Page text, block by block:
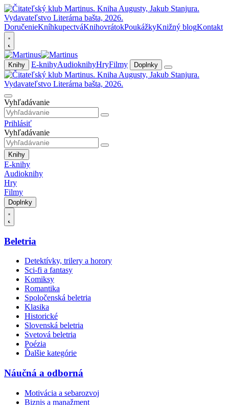
DoručenieKníhkupectváKnihovrátokPoukážkyKnižný blogKontakt
Knihy E-knihyAudioknihyHryFilmy Doplnky
Vyhľadávanie
Prihlásiť
Vyhľadávanie
Knihy
E-knihy
Audioknihy
Hry
Filmy
Doplnky
Beletria
Detektívky, trilery a horory
Sci-fi a fantasy
Komiksy
Romantika
Spoločenská beletria
Klasika
Historické
Slovenská beletria
Svetová beletria
Poézia
Ďalšie kategórie
Náučná a odborná
Motivácia a sebarozvoj
Biznis a manažment